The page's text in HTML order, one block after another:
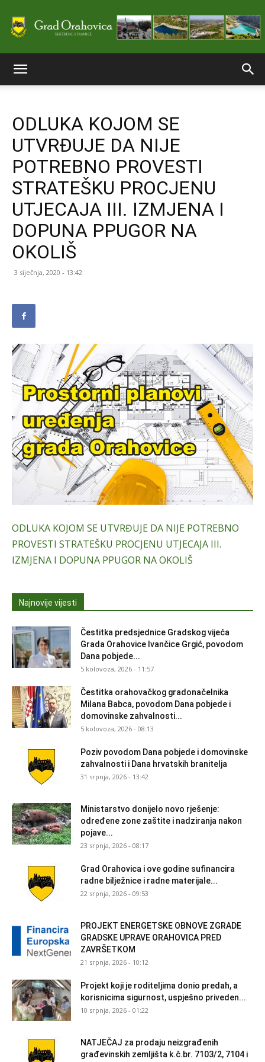
stranice
Grada
Orahovice
ODLUKA KOJOM SE
UTVRĐUJE DA NIJE
POTREBNO PROVESTI
STRATEŠKU PROCJENU
UTJECAJA III. IZMJENA I
DOPUNA PPUGOR NA
OKOLIŠ
3 siječnja, 2020 - 13:42
ODLUKA KOJOM SE UTVRĐUJE DA NIJE POTREBNO
PROVESTI STRATEŠKU PROCJENU UTJECAJA III.
IZMJENA I DOPUNA PPUGOR NA OKOLIŠ
Najnovije vijesti
Čestitka predsjednice Gradskog vijeća
Grada Orahovice Ivančice Grgić, povodom
Dana pobjede...
5 kolovoza, 2026 - 11:57
Čestitka orahovačkog gradonačelnika
Milana Babca, povodom Dana pobjede i
domovinske zahvalnosti...
5 kolovoza, 2026 - 08:13
Poziv povodom Dana pobjede i domovinske
zahvalnosti i Dana hrvatskih branitelja
31 srpnja, 2026 - 13:42
Ministarstvo donijelo novo rješenje:
određene zone zaštite i nadziranja nakon
pojave...
23 srpnja, 2026 - 08:17
Grad Orahovica i ove godine sufinancira
radne bilježnice i radne materijale...
22 srpnja, 2026 - 09:53
PROJEKT ENERGETSKE OBNOVE ZGRADE
GRADSKE UPRAVE ORAHOVICA PRED
ZAVRŠETKOM
21 srpnja, 2026 - 10:12
Projekt koji je roditeljima donio predah, a
korisnicima sigurnost, uspješno priveden...
10 srpnja, 2026 - 01:22
NATJEČAJ za prodaju neizgrađenih
građevinskih zemljišta k.č.br. 7103/2, 7104 i